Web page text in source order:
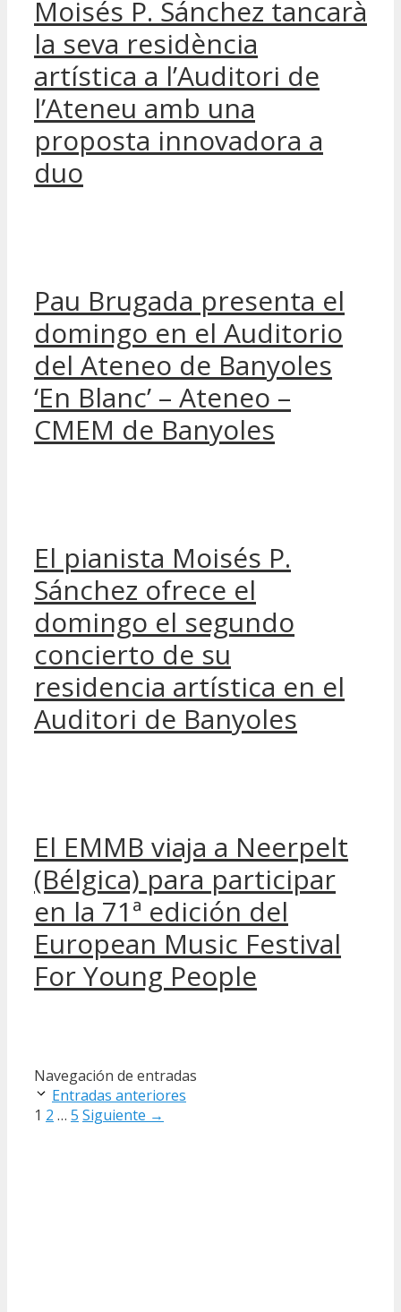
Moisés P. Sánchez tancarà
la seva residència
artística a l’Auditori de
l’Ateneu amb una
proposta innovadora a
duo
Pau Brugada presenta el
domingo en el Auditorio
del Ateneo de Banyoles
‘En Blanc’ – Ateneo –
CMEM de Banyoles
El pianista Moisés P.
Sánchez ofrece el
domingo el segundo
concierto de su
residencia artística en el
Auditori de Banyoles
El EMMB viaja a Neerpelt
(Bélgica) para participar
en la 71ª edición del
European Music Festival
For Young People
Navegación de entradas
Entradas anteriores
1 2 … 5 Siguiente →